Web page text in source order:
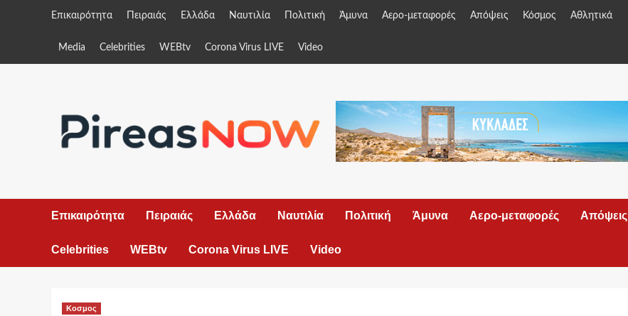
Επικαιρότητα Πειραιάς Ελλάδα Ναυτιλία Πολιτική Άμυνα Αερο-μεταφορές Απόψεις Κόσμος Αθλητικά
Media Celebrities WEBtv Corona Virus LIVE Video
Επικαιρότητα Πειραιάς Ελλάδα Ναυτιλία Πολιτική Άμυνα Αερο-μεταφορές Απόψεις
Celebrities WEBtv Corona Virus LIVE Video
Κοσμος